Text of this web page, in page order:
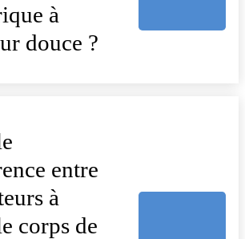
à
douce ?
entre
à
corps de